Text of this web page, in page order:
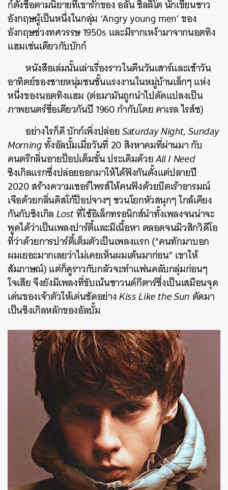
ก์ตั้งชื่อตามนิยายที่เขารักของ อลัน ซิลลิโต นักเขียนชาว
อังกฤษผู้เป็นหนึ่งในกลุ่ม ‘Angry young men’ ของ
อังกฤษช่วงทศวรรษ 1950s และมีรากเหง้ามาจากนอตทิง
แฮมเช่นเดียวกับบักก์
หนังสือเล่มนั้นเล่าเรื่องราวในคืนวันเสาร์และเช้าวัน
อาทิตย์ของชายหนุ่มชนชั้นแรงงานในหมู่บ้านเล็กๆ แห่ง
หนึ่งของนอตทิงแฮม (ต่อมามันถูกนำไปดัดแปลงเป็น
ภาพยนตร์ชื่อเดียวกันปี 1960 กำกับโดย คาเรล ไรส์ซ)
อย่างไรก็ดี บักก์เพิ่งปล่อยSaturday Night, Sunday
Morningทั้งอัลบั้มเมื่อวันที่ 20 สิงหาคมที่ผ่านมา กับ
ดนตรีกลิ่นอายป็อปเต็มขั้น ประเดิมด้วยAll I Need
ซิงเกิลแรกซึ่งปล่อยออกมาให้ได้ฟังกันตั้งแต่ปลายปี
2020 สร้างความเซอร์ไพรส์ให้คนฟังด้วยบีตเร้าอารมณ์
เจือด้วยกลิ่นดิสโก้ป็อปจางๆ ชวนโยกหัวสนุกๆ ใกล้เคียง
กันกับซิงเกิลLostที่ใช้อิเล็กทรอนิกส์นำทั้งเพลงจนน่าจะ
พูดได้ว่าเป็นเพลงปาร์ตี้และมีเนื้อหา ตลอดจนมิวสิกวิดีโอ
ที่ว่าด้วยการปาร์ตี้เต็มตัวเป็นเพลงแรก (“คนทักมาบอก
ผมเยอะมากเลยว่าไม่เคยเห็นผมเต้นมาก่อน” เขาให้
สัมภาษณ์) แต่ก็ดูราวกับกลัวจะทำแฟนคลับกลุ่มก่อนๆ
ใจเสีย จึงยังมีเพลงที่ขับเน้นซาวนด์กีตาร์ซึ่งเป็นเสมือนจุด
เด่นของเจ้าตัวให้เด่นชัดอย่างKiss Like the Sun ตัดมา
เป็นซิงเกิลหลักของอัลบั้ม